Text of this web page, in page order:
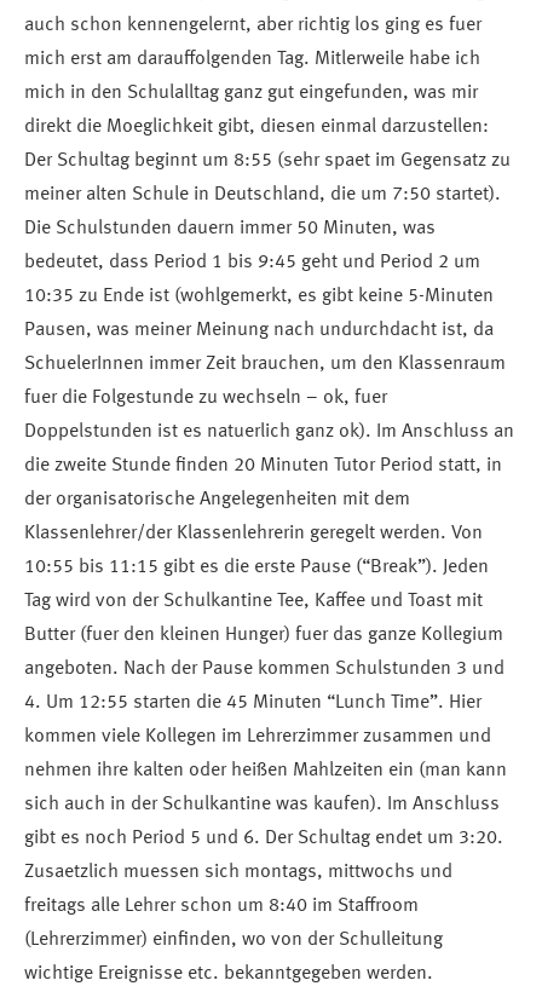
auch schon kennengelernt, aber richtig los ging es fuer
mich erst am darauffolgenden Tag. Mitlerweile habe ich
mich in den Schulalltag ganz gut eingefunden, was mir
direkt die Moeglichkeit gibt, diesen einmal darzustellen:
Der Schultag beginnt um 8:55 (sehr spaet im Gegensatz zu
meiner alten Schule in Deutschland, die um 7:50 startet).
Die Schulstunden dauern immer 50 Minuten, was
bedeutet, dass Period 1 bis 9:45 geht und Period 2 um
10:35 zu Ende ist (wohlgemerkt, es gibt keine 5-Minuten
Pausen, was meiner Meinung nach undurchdacht ist, da
SchuelerInnen immer Zeit brauchen, um den Klassenraum
fuer die Folgestunde zu wechseln – ok, fuer
Doppelstunden ist es natuerlich ganz ok). Im Anschluss an
die zweite Stunde finden 20 Minuten Tutor Period statt, in
der organisatorische Angelegenheiten mit dem
Klassenlehrer/der Klassenlehrerin geregelt werden. Von
10:55 bis 11:15 gibt es die erste Pause (“Break”). Jeden
Tag wird von der Schulkantine Tee, Kaffee und Toast mit
Butter (fuer den kleinen Hunger) fuer das ganze Kollegium
angeboten. Nach der Pause kommen Schulstunden 3 und
4. Um 12:55 starten die 45 Minuten “Lunch Time”. Hier
kommen viele Kollegen im Lehrerzimmer zusammen und
nehmen ihre kalten oder heißen Mahlzeiten ein (man kann
sich auch in der Schulkantine was kaufen). Im Anschluss
gibt es noch Period 5 und 6. Der Schultag endet um 3:20.
Zusaetzlich muessen sich montags, mittwochs und
freitags alle Lehrer schon um 8:40 im Staffroom
(Lehrerzimmer) einfinden, wo von der Schulleitung
wichtige Ereignisse etc. bekanntgegeben werden.